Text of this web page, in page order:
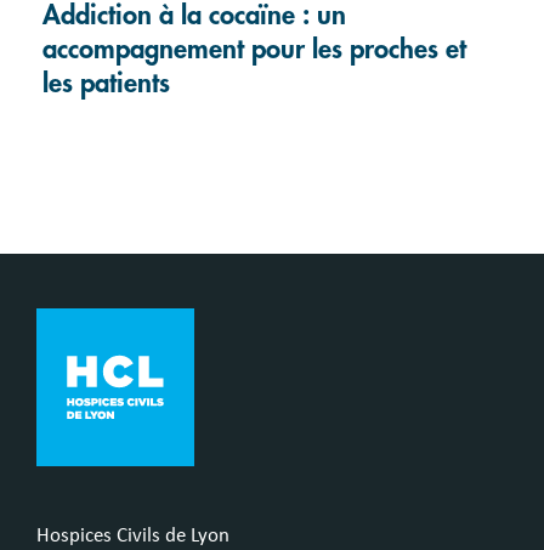
Addiction à la cocaïne : un
accompagnement pour les proches et
les patients
Hospices Civils de Lyon